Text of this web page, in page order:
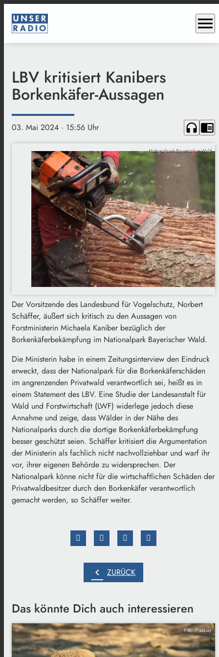
menu
LBV kritisiert Kanibers
Borkenkäfer-Aussagen
03. Mai 2024 · 15:56 Uhr headphones chrome_reader_mode
Nationalpark Bayerischer Wald
Der Vorsitzende des Landesbund für Vogelschutz, Norbert
Schäffer, äußert sich kritisch zu den Aussagen von
Forstministerin Michaela Kaniber bezüglich der
Borkenkäferbekämpfung im Nationalpark Bayerischer Wald.
Die Ministerin habe in einem Zeitungsinterview den Eindruck
erweckt, dass der Nationalpark für die Borkenkäferschäden
im angrenzenden Privatwald verantwortlich sei, heißt es in
einem Statement des LBV. Eine Studie der Landesanstalt für
Wald und Forstwirtschaft (LWF) widerlege jedoch diese
Annahme und zeige, dass Wälder in der Nähe des
Nationalparks durch die dortige Borkenkäferbekämpfung
besser geschützt seien. Schäffer kritisiert die Argumentation
der Ministerin als fachlich nicht nachvollziehbar und warf ihr
vor, ihrer eigenen Behörde zu widersprechen. Der
Nationalpark könne nicht für die wirtschaftlichen Schäden der
Privatwaldbesitzer durch den Borkenkäfer verantwortlich
gemacht werden, so Schäffer weiter.
chevron_left ZURÜCK
Das könnte Dich auch interessieren
Foto: Pixabay